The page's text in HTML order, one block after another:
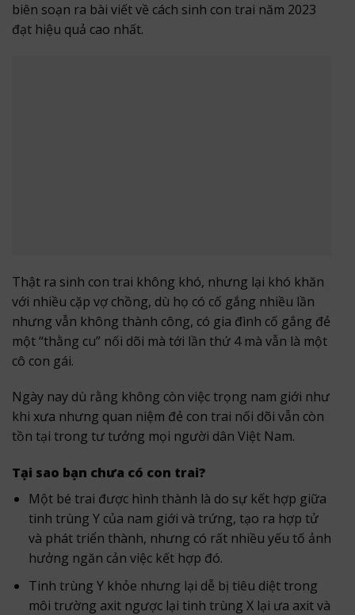
biên soạn ra bài viết về cách sinh con trai năm 2023
đạt hiệu quả cao nhất.
Thật ra sinh con trai không khó, nhưng lại khó khăn
với nhiều cặp vợ chồng, dù họ có cố gắng nhiều lần
nhưng vẫn không thành công, có gia đình cố gắng đẻ
một “thằng cu” nối dõi mà tới lần thứ 4 mà vẫn là một
cô con gái.
Ngày nay dù rằng không còn việc trọng nam giới như
khi xưa nhưng quan niệm đẻ con trai nối dõi vẫn còn
tồn tại trong tư tưởng mọi người dân Việt Nam.
Tại sao bạn chưa có con trai?
Một bé trai được hình thành là do sự kết hợp giữa
tinh trùng Y của nam giới và trứng, tạo ra hợp tử
và phát triển thành, nhưng có rất nhiều yếu tố ảnh
hưởng ngăn cản việc kết hợp đó.
Tinh trùng Y khỏe nhưng lại dễ bị tiêu diệt trong
môi trường axit ngược lại tinh trùng X lại ưa axit và